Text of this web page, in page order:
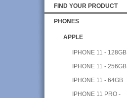
FIND YOUR PRODUCT
PHONES
APPLE
IPHONE 11 - 128GB
IPHONE 11 - 256GB
IPHONE 11 - 64GB
IPHONE 11 PRO -